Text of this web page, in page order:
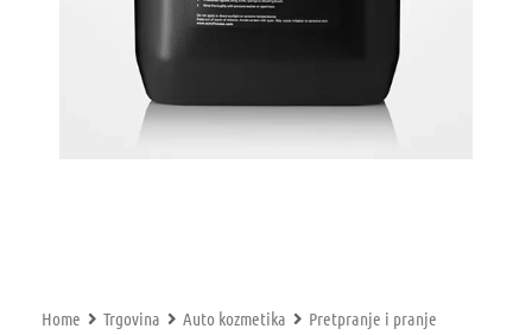
Home Trgovina Auto kozmetika
Pretpranje i pranje